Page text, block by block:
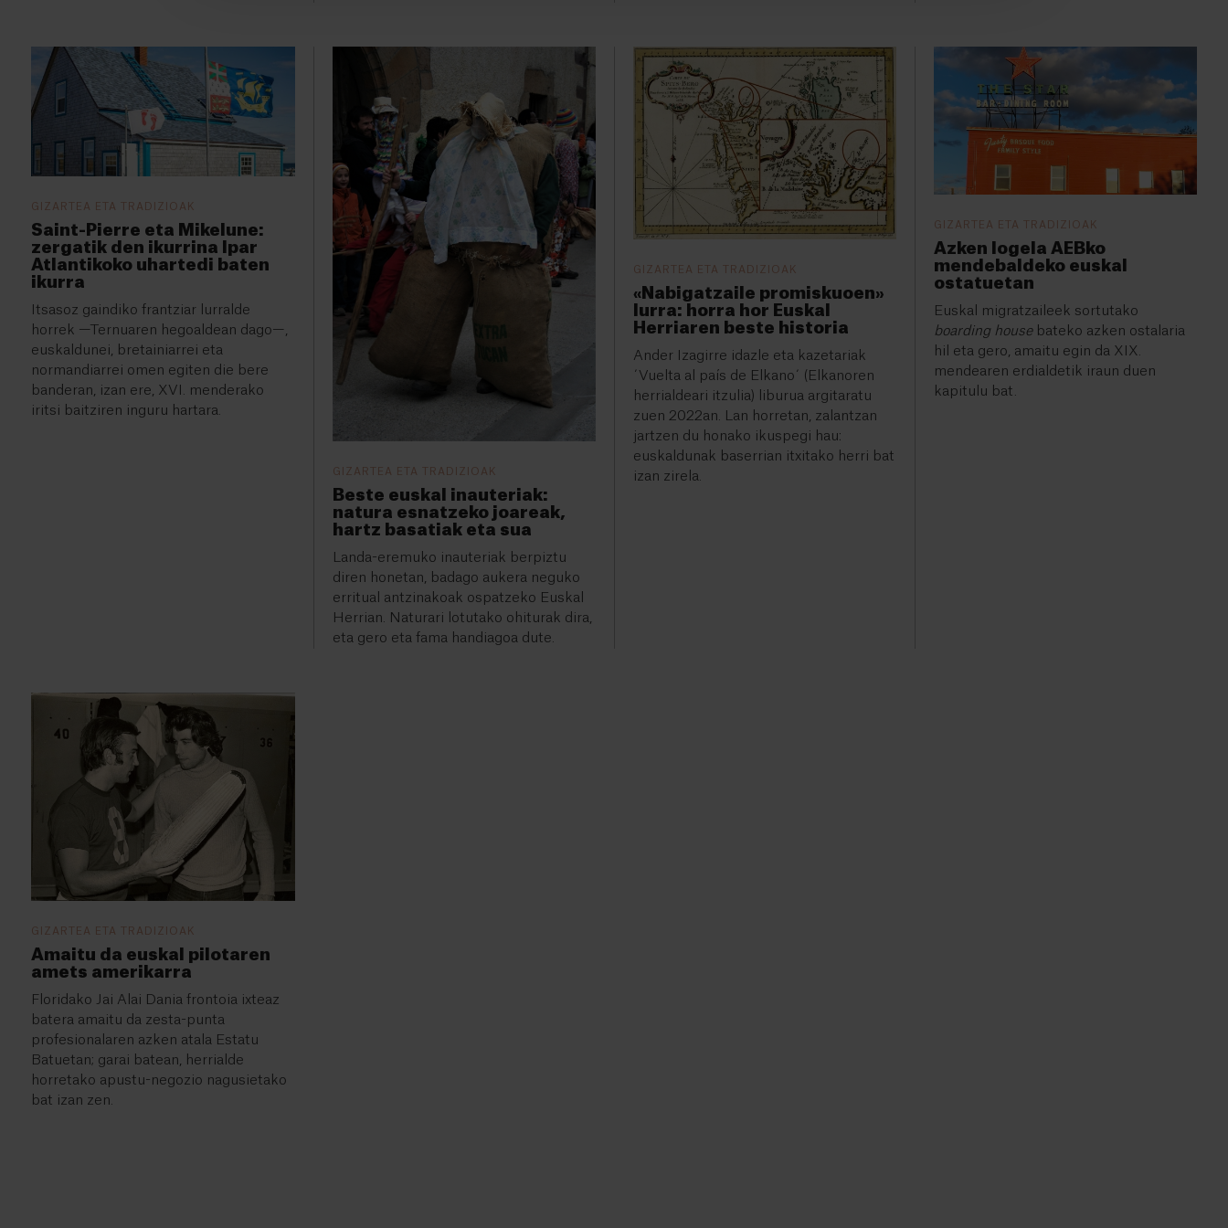
GIZARTEA ETA TRADIZIOAK
Saint-Pierre eta Mikelune:
zergatik den ikurrina Ipar
Atlantikoko uhartedi baten
ikurra
Itsasoz gaindiko frantziar lurralde
horrek —Ternuaren hegoaldean dago—,
euskaldunei, bretainiarrei eta
normandiarrei omen egiten die bere
banderan, izan ere, XVI. menderako
iritsi baitziren inguru hartara.
GIZARTEA ETA TRADIZIOAK
Beste euskal inauteriak:
natura esnatzeko joareak,
hartz basatiak eta sua
Landa-eremuko inauteriak berpiztu
diren honetan, badago aukera neguko
erritual antzinakoak ospatzeko Euskal
Herrian. Naturari lotutako ohiturak dira,
eta gero eta fama handiagoa dute.
GIZARTEA ETA TRADIZIOAK
«Nabigatzaile promiskuoen»
lurra: horra hor Euskal
Herriaren beste historia
Ander Izagirre idazle eta kazetariak
´Vuelta al país de Elkano´ (Elkanoren
herrialdeari itzulia) liburua argitaratu
zuen 2022an. Lan horretan, zalantzan
jartzen du honako ikuspegi hau:
euskaldunak baserrian itxitako herri bat
izan zirela.
GIZARTEA ETA TRADIZIOAK
Azken logela AEBko
mendebaldeko euskal
ostatuetan
Euskal migratzaileek sortutako
boarding housebateko azken ostalaria
hil eta gero, amaitu egin da XIX.
mendearen erdialdetik iraun duen
kapitulu bat.
GIZARTEA ETA TRADIZIOAK
Amaitu da euskal pilotaren
amets amerikarra
Floridako Jai Alai Dania frontoia ixteaz
batera amaitu da zesta-punta
profesionalaren azken atala Estatu
Batuetan; garai batean, herrialde
horretako apustu-negozio nagusietako
bat izan zen.